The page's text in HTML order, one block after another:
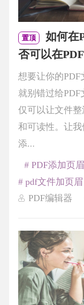
置顶
如何在
否可以在
想要让你的
就别错过给
仅可以让文件
和可读性。让
添...
PDF编辑器
# PDF添加页眉
# pdf文件加页眉